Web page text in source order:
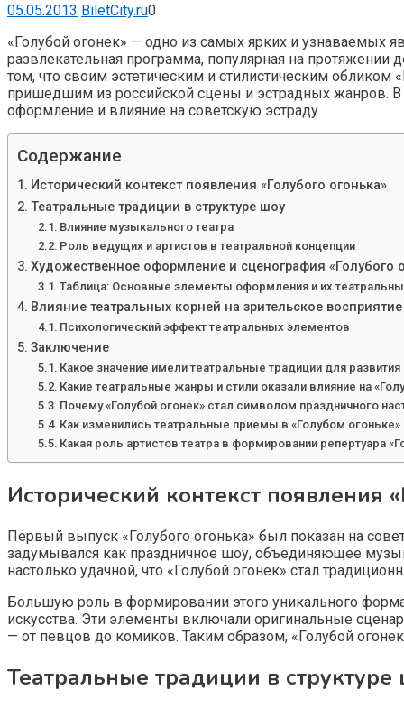
05.05.2013 BiletCity.ru0
«Голубой огонек» — одно из самых ярких и узнаваемых
развлекательная программа, популярная на
том, что своим эстетическим и стилистическим обликом
пришедшим из российской сцены и эстрадных жанров. В
оформление и влияние на советскую эстраду.
Содержание
Исторический контекст появления «Голубого огонька»
Театральные традиции в структуре шоу
Влияние музыкального театра
Роль ведущих и артистов в театральной концепции
Художественное оформление и сценография «Голубого
Таблица: Основные элементы оформления и их
Влияние театральных корней на зрительское восприятие
Психологический эффект театральных элементов
Заключение
Какое значение имели театральные традиции для
Какие театральные жанры и стили оказали влияние на
Почему «Голубой огонек» стал символом праздничного
Как изменились театральные приемы в «Голубом
Какая роль артистов театра в формировании репертуара
Исторический контекст появления
Первый выпуск «Голубого огонька» был показан на
задумывался как праздничное шоу, объединяющее
настолько удачной, что «Голубой огонек» стал
Большую роль в формировании этого уникального
искусства. Эти элементы включали оригинальные
— от певцов до комиков. Таким образом, «Голубой
Театральные традиции в структуре